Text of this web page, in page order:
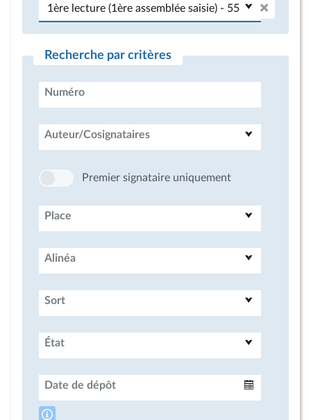
Recherche par critères
Numéro
Auteur/Cosignataires
Premier signataire uniquement
Place
Alinéa
Sort
État
Date de dépôt